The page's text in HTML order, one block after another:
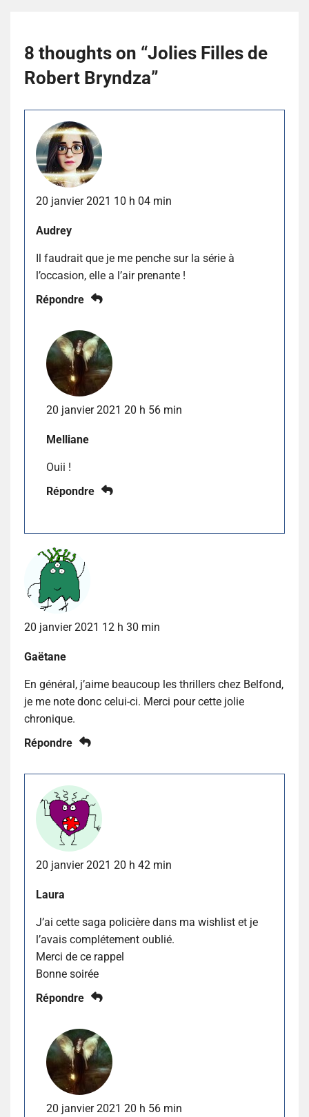
8 thoughts on “Jolies Filles de
Robert Bryndza”
20 janvier 2021 10 h 04 min
Audrey
Il faudrait que je me penche sur la série à
l’occasion, elle a l’air prenante !
Répondre
20 janvier 2021 20 h 56 min
Melliane
Ouii !
Répondre
20 janvier 2021 12 h 30 min
Gaëtane
En général, j’aime beaucoup les thrillers chez Belfond,
je me note donc celui-ci. Merci pour cette jolie
chronique.
Répondre
20 janvier 2021 20 h 42 min
Laura
J’ai cette saga policière dans ma wishlist et je
l’avais complétement oublié.
Merci de ce rappel
Bonne soirée
Répondre
20 janvier 2021 20 h 56 min